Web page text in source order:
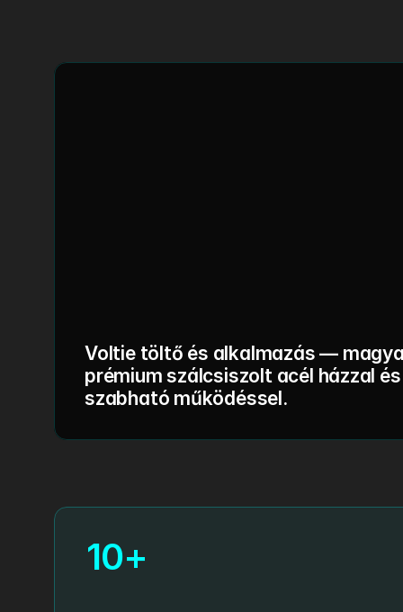
Voltie töltő és alkalmazás —
prémium szálcsiszolt acél házzal
szabható működéssel.
10+